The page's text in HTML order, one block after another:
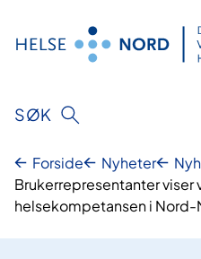
innhold
SØK
Forside Nyheter
Brukerrepresentanter viser
helsekompetansen i Nord-